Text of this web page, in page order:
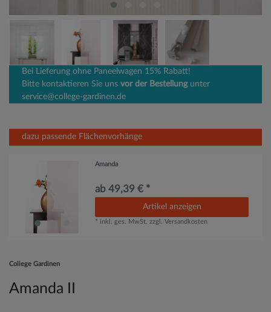
Bei Lieferung ohne Paneelwagen 15% Rabatt!
Bitte kontaktieren Sie uns vor der Bestellungunter
service@college-gardinen.de
dazu passende Flächenvorhänge
Amanda
ab 49,39 € *
Artikel anzeigen
* inkl. ges. MwSt. zzgl.Versandkosten
College Gardinen
Amanda II